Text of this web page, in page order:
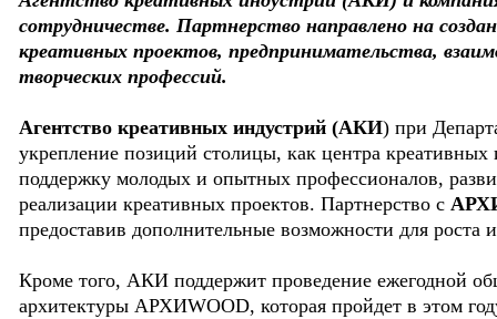
сотрудничестве. Партнерство направлено на
креативных проектов, предпринимательства,
творческих профессий.
Агентство креативных индустрий (АКИ) при
укрепление позиций столицы, как центра
поддержку молодых и опытных профессионалов,
реализации креативных проектов. Партнерство с
предоставив дополнительные возможности для роста
Кроме того, АКИ поддержит проведение ежегодной
архитектуры АРХИWOOD, которая пройдет в этом